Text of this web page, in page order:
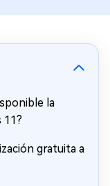
la
11?
gratuita a